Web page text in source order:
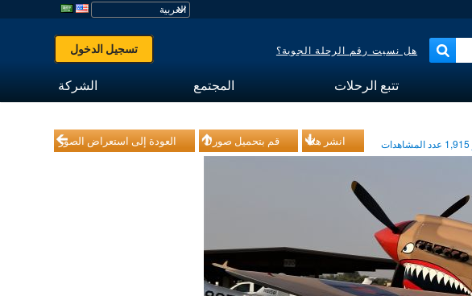
هل نسيت رقم الرحلة الجوية؟ تسجيل الدخول
تتبع الرحلات المجتمع الشركة
العودة إلى استعراض الصور قم بتحميل صورك انشر هذا 1,915 عدد المشاهدات